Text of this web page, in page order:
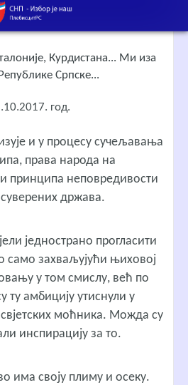
Курдистана... Ми иза
Српске...
год.
и у процесу сучељавања
права народа на
принципа неповредивости
држава.
једнострано прогласити
само захваљујући њиховој
у том смислу, већ по
ту амбицију утиснули у
моћника. Можда су
инспирацију за то.
има своју плиму и осеку.